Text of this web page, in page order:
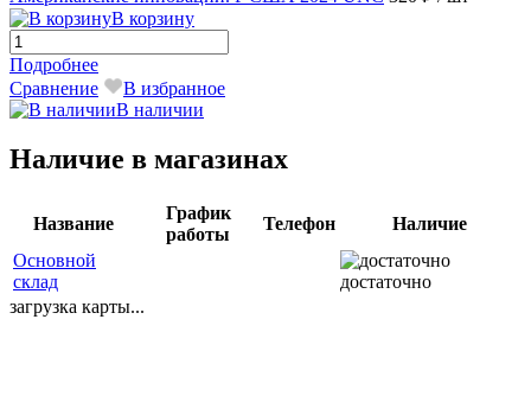
В корзину
Подробнее
Сравнение
В избранное
В наличии
Наличие в магазинах
Название
График
работы
Телефон
Наличие
Основной
склад
достаточно
загрузка карты...